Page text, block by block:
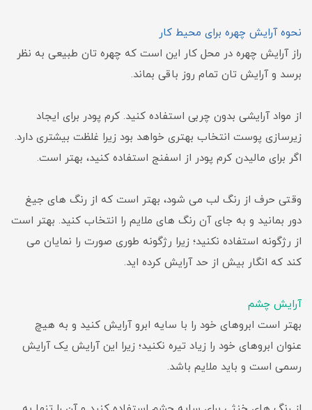
نحوه آرایش چهره برای محیط کار
راز آرایش چهره در محل کار این است که چهره تان طبیعی به نظر
برسد و آرایش تان تمام روز باقی بماند.
از مواد آرایشی بدون چربی استفاده کنید. کرم پودر برای ایجاد
زیرسازی پوست انتخاب بهتری خواهد بود زیرا غلظت بیشتری دارد.
اگر برای مالیدن کرم پودر از اسفنج استفاده کنید، بهتر است.
وقتی حرف از رنگ لب می شود، بهتر است که از رنگ های جیغ
دور بمانید و به جای آن رنگ های ملایم را انتخاب کنید. بهتر است
از رژگونه استفاده نکنید؛ زیرا رژگونه طوری صورت را نمایان می
کند که انگار بیش از حد آرایش کرده اید.
آرایش چشم
بهتر است ابروهای خود را با سایه ابرو آرایش کنید و به هیچ
عنوان ابروهای خود را زیاد تیره نکنید؛ زیرا این آرایش یک آرایش
رسمی است و باید ملایم باشد.